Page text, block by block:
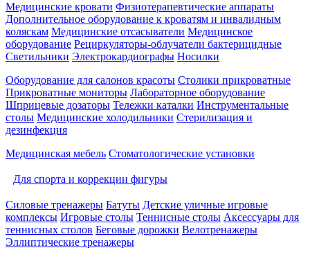
Медицинские кровати Физиотерапевтические аппараты
Дополнительное оборудование к кроватям и инвалидным
коляскам Медицинские отсасыватели Медицинское
оборудование Рециркуляторы-облучатели бактерицидные
Светильники Электрокардиографы Носилки
Оборудование для салонов красоты Столики прикроватные
Прикроватные мониторы Лабораторное оборудование
Шприцевые дозаторы Тележки каталки Инструментальные
столы Медицинские холодильники Стерилизация и
дезинфекция
Медицинская мебель Стоматологические установки
Для спорта и коррекции фигуры
Силовые тренажеры Батуты Детские уличные игровые
комплексы Игровые столы Теннисные столы Аксессуары для
теннисных столов Беговые дорожки Велотренажеры
Эллиптические тренажеры